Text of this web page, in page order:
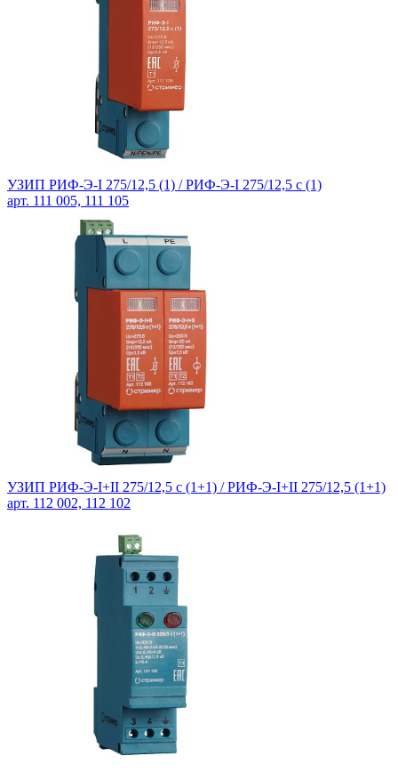
УЗИП РИФ-Э-I 275/12,5 (1) / РИФ-Э-I 275/12,5 с (1)
арт. 111 005, 111 105
УЗИП РИФ-Э-I+II 275/12,5 с (1+1) / РИФ-Э-I+II 275/12,5 (1+1)
арт. 112 002, 112 102